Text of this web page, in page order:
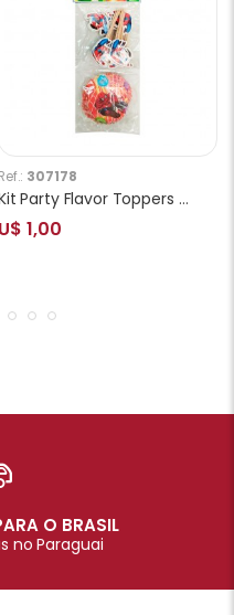
Ref.: 307178
Kit Party Flavor Toppers e Forminhas para Cupcake Spiderman 24pcs
U$ 1,00
O BRASIL
no Paraguai